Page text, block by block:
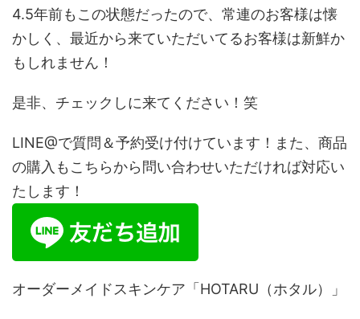
4.5年前もこの状態だったので、常連のお客様は懐
かしく、最近から来ていただいてるお客様は新鮮か
もしれません！
是非、チェックしに来てください！笑
LINE@で質問＆予約受け付けています！また、商品
の購入もこちらから問い合わせいただければ対応い
たします！
オーダーメイドスキンケア「HOTARU（ホタル）」